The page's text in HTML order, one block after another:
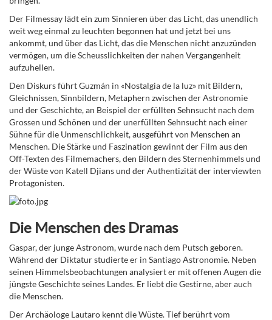
Der Filmessay lädt ein zum Sinnieren über das Licht, das unendlich
weit weg einmal zu leuchten begonnen hat und jetzt bei uns
ankommt, und über das Licht, das die Menschen nicht anzuzünden
vermögen, um die Scheusslichkeiten der nahen Vergangenheit
aufzuhellen.
Den Diskurs führt Guzmán in «Nostalgia de la luz» mit Bildern,
Gleichnissen, Sinnbildern, Metaphern zwischen der Astronomie
und der Geschichte, an Beispiel der erfüllten Sehnsucht nach dem
Grossen und Schönen und der unerfüllten Sehnsucht nach einer
Sühne für die Unmenschlichkeit, ausgeführt von Menschen an
Menschen. Die Stärke und Faszination gewinnt der Film aus den
Off-Texten des Filmemachers, den Bildern des Sternenhimmels und
der Wüste von Katell Djians und der Authentizität der interviewten
Protagonisten.
Die Menschen des Dramas
Gaspar, der junge Astronom, wurde nach dem Putsch geboren.
Während der Diktatur studierte er in Santiago Astronomie. Neben
seinen Himmelsbeobachtungen analysiert er mit offenen Augen die
jüngste Geschichte seines Landes. Er liebt die Gestirne, aber auch
die Menschen.
Der Archäologe Lautaro kennt die Wüste. Tief berührt vom